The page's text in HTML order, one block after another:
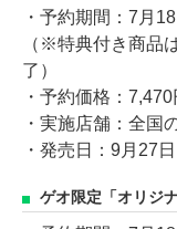
・予約期間：7月
（※特典付き商品
了）
・予約価格：7,470
・実施店舗：全国
・発売日：9月27日
ゲオ限定「オリジ